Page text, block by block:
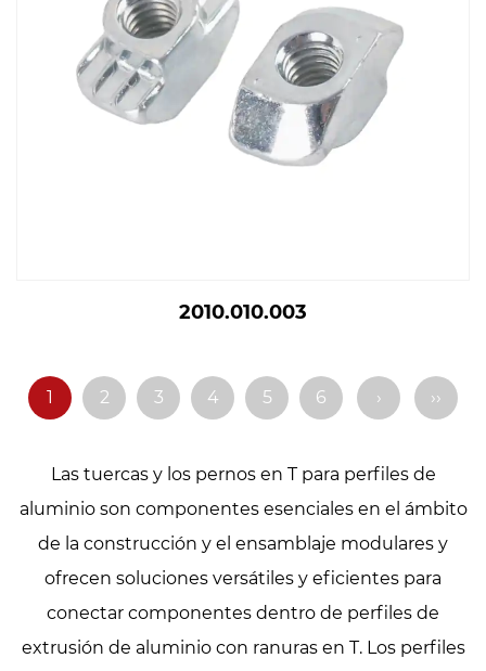
2010.010.003
1 2 3 4 5 6 › ››
Las tuercas y los pernos en T para perfiles de
aluminio son componentes esenciales en el ámbito
de la construcción y el ensamblaje modulares y
ofrecen soluciones versátiles y eficientes para
conectar componentes dentro de perfiles de
extrusión de aluminio con ranuras en T. Los perfiles